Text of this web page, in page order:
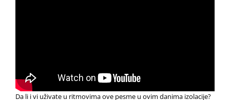
Da li i vi uživate u ritmovima ove pesme u ovim danima izolacije?